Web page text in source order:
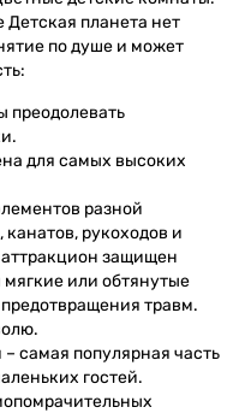
Детская планета нет
по душе и может
преодолевать
для самых высоких
разной
рукоходов и
защищен
или обтянутые
травм.
самая популярная часть
гостей.